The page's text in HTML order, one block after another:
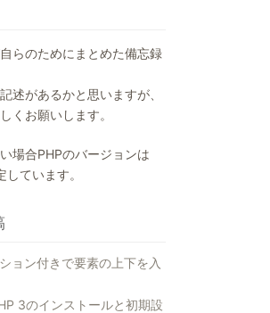
らのためにまとめた備忘録
述があるかと思いますが、
くお願いします。
場合PHPのバージョンは
ています。
ョン付きで要素の上下を入
3のインストールと初期設